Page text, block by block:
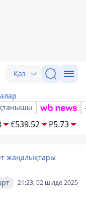
Қаз
€539.52 ₽5.73
жаңалықтары
21:23, 02 шілде 2025